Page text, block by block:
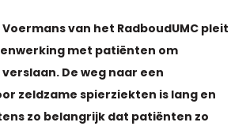
van het RadboudUMC pleit
met patiënten om
De weg naar een
zeldzame spierziekten is lang en
zo belangrijk dat patiënten zo